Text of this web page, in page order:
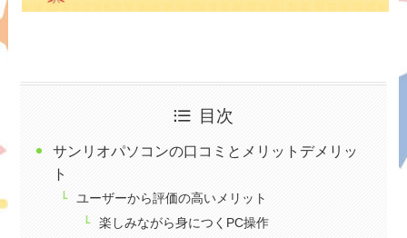
目次
サンリオパソコンの口コミとメリットデメリッ
ト
ユーザーから評価の高いメリット
楽しみながら身につくPC操作